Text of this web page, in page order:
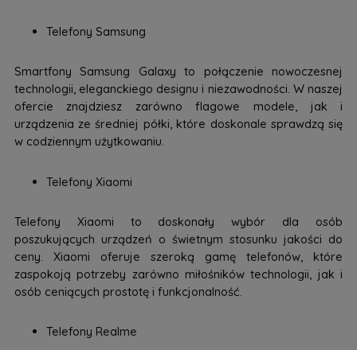
Telefony Samsung
Smartfony Samsung Galaxy to połączenie nowoczesnej
technologii, eleganckiego designu i niezawodności. W naszej
ofercie znajdziesz zarówno flagowe modele, jak i
urządzenia ze średniej półki, które doskonale sprawdzą się
w codziennym użytkowaniu.
Telefony Xiaomi
Telefony Xiaomi to doskonały wybór dla osób
poszukujących urządzeń o świetnym stosunku jakości do
ceny. Xiaomi oferuje szeroką gamę telefonów, które
zaspokoją potrzeby zarówno miłośników technologii, jak i
osób ceniących prostotę i funkcjonalność.
Telefony Realme